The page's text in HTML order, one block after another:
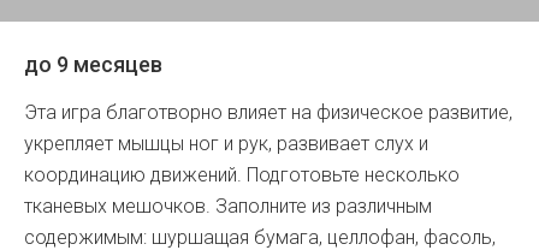
до 9 месяцев
Эта игра благотворно влияет на физическое развитие,
укрепляет мышцы ног и рук, развивает слух и
координацию движений. Подготовьте несколько
тканевых мешочков. Заполните из различным
содержимым: шуршащая бумага, целлофан, фасоль,